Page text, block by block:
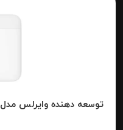
توسعه دهنده وایرلس مدل DS-PR1-WB